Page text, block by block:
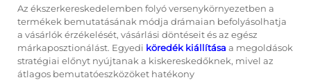
Az ékszerkereskedelemben folyó versenykörnyezetben a
termékek bemutatásának módja drámaian befolyásolhatja
a vásárlók érzékelését, vásárlási döntéseit és az egész
márkaposztionálást. Egyedi köredék kiállítása a megoldások
stratégiai előnyt nyújtanak a kiskereskedőknek, mivel az
átlagos bemutatóeszközöket hatékony